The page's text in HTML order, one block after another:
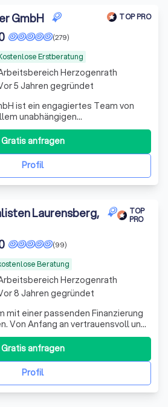
GmbH TOP PRO
Erstberatung
(279)
ist ein engagiertes Team von
unabhängigen
aus dem Münsterland. Seit
Kunden individuelle und
an, wobei wir den Fokus auf
setzen. Wir sind uns
Profil
Gratis anfragen
Herzogenrath
5 Jahren gegründet
Laurensberg,
TOP
PRO
Beratung
(99)
mit einer passenden Finanzierung
gemeinsam die für Sie optimale
Profil
Gratis anfragen
Herzogenrath
8 Jahren gegründet